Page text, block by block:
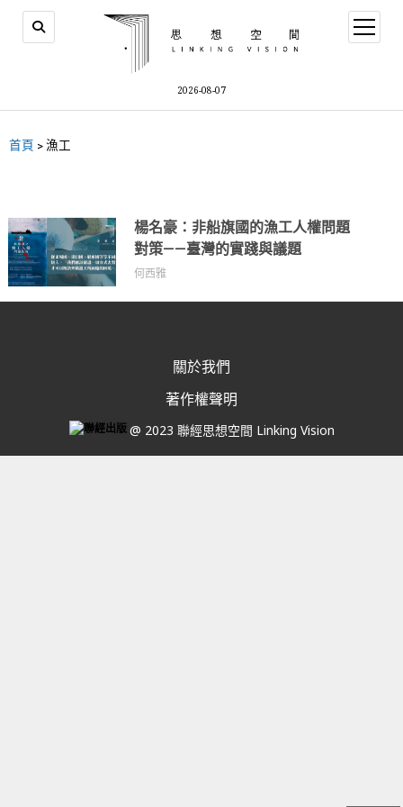
2026-08-07
首頁 >漁工
楊名豪：非船旗國的漁工人權問題
對策——臺灣的實踐與議題
何西雅
關於我們
著作權聲明
@ 2023 聯經思想空間 Linking Vision